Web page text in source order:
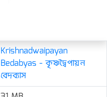
Krishnadwaipayan
Bedabyas - কৃষ্ণদ্বৈপায়ন
বেদব্যাস